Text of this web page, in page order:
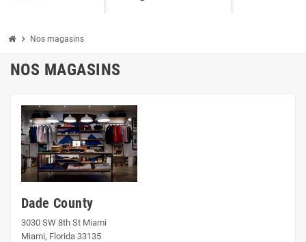
chevron_right Nos magasins
NOS MAGASINS
Dade County
3030 SW 8th St Miami
Miami, Florida 33135